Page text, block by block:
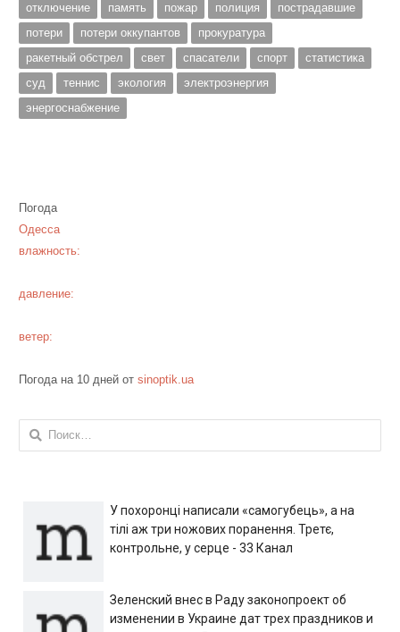
отключение память пожар полиция
пострадавшие
потери
потери оккупантов
прокуратура
ракетный обстрел
свет спасатели спорт
статистика
суд
теннис экология
электроэнергия
энергоснабжение
Погода
Одесса
влажность:
давление:
ветер:
Погода на 10 дней от sinoptik.ua
Найти:
У похоронці написали «самогубець», а на
тілі аж три ножових поранення. Третє,
контрольне, у серце - 33 Канал
Зеленский внес в Раду законопроект об
изменении в Украине дат трех праздников и